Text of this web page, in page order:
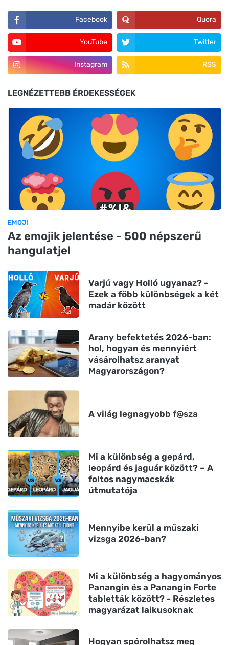
Facebook Quora
YouTube Twitter
Instagram RSS
LEGNÉZETTEBB ÉRDEKESSÉGEK
EMOJI
Az emojik jelentése - 500 népszerű
hangulatjel
Varjú vagy Holló ugyanaz? -
Ezek a főbb különbségek a két
madár között
Arany befektetés 2026-ban:
hol, hogyan és mennyiért
vásárolhatsz aranyat
Magyarországon?
A világ legnagyobb f@sza
Mi a különbség a gepárd,
leopárd és jaguár között? – A
foltos nagymacskák
útmutatója
Mennyibe kerül a műszaki
vizsga 2026-ban?
Mi a különbség a hagyományos
Panangin és a Panangin Forte
tabletták között? - Részletes
magyarázat laikusoknak
Hogyan spórolhatsz meg